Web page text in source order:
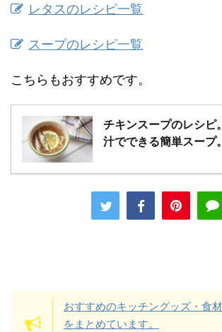
レタスのレシピ一覧
スープのレシピ一覧
こちらもおすすめです。
チキンスープのレシピ
汁でできる簡単スープ。
おすすめのキッチングッズ・食
をまとめています。